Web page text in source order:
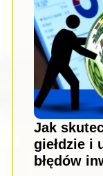
Jak
giełdzie i
błędów